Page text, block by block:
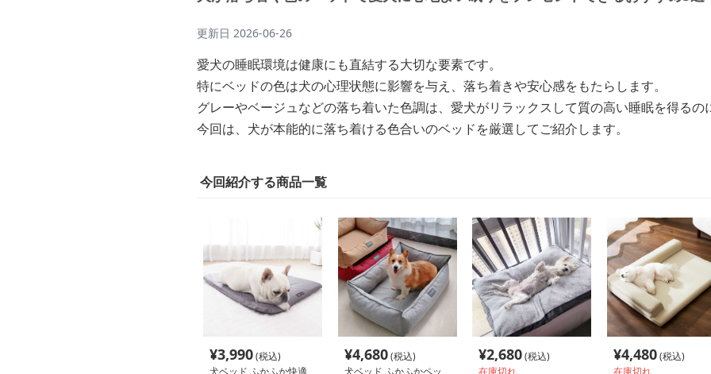
更新日 2026-06-26
愛犬の睡眠環境は健康にも直結する大切な要素です。
特にベッドの色は犬の心理状態に影響を与え、落ち着きや安心感をもたらします。
グレーやベージュなどの落ち着いた色調は、愛犬がリラックスして質の高い睡眠を得るの
今回は、犬が本能的に落ち着ける色合いのベッドを厳選してご紹介します。
今回紹介する商品一覧
¥3,990(税込)
犬ベッド ふかふか快適
¥4,680(税込)
犬ベッド ふかふかペッ
¥2,680(税込)
在庫切れ
¥4,480(税込)
在庫切れ